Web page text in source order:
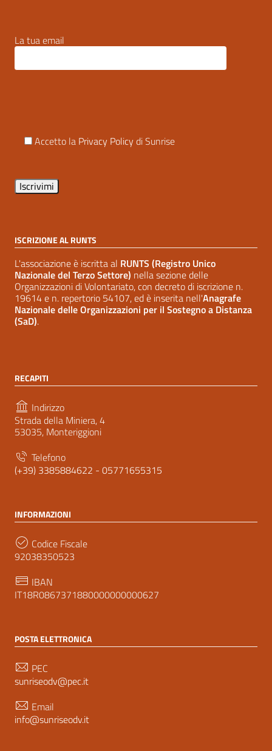
La tua email
Accetto la Privacy Policy di Sunrise
ISCRIZIONE AL RUNTS
L'associazione è iscritta al RUNTS (Registro Unico
Nazionale del Terzo Settore) nella sezione delle
Organizzazioni di Volontariato, con decreto di iscrizione n.
19614 e n. repertorio 54107, ed è inserita nell'Anagrafe
Nazionale delle Organizzazioni per il Sostegno a Distanza
(SaD).
RECAPITI
Indirizzo
Strada della Miniera, 4
53035, Monteriggioni
Telefono
(+39) 3385884622 - 05771655315
INFORMAZIONI
Codice Fiscale
92038350523
IBAN
IT18R0867371880000000000627
POSTA ELETTRONICA
PEC
sunriseodv@pec.it
Email
info@sunriseodv.it